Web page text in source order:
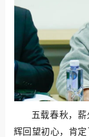
五载春秋，
辉回望初心，肯